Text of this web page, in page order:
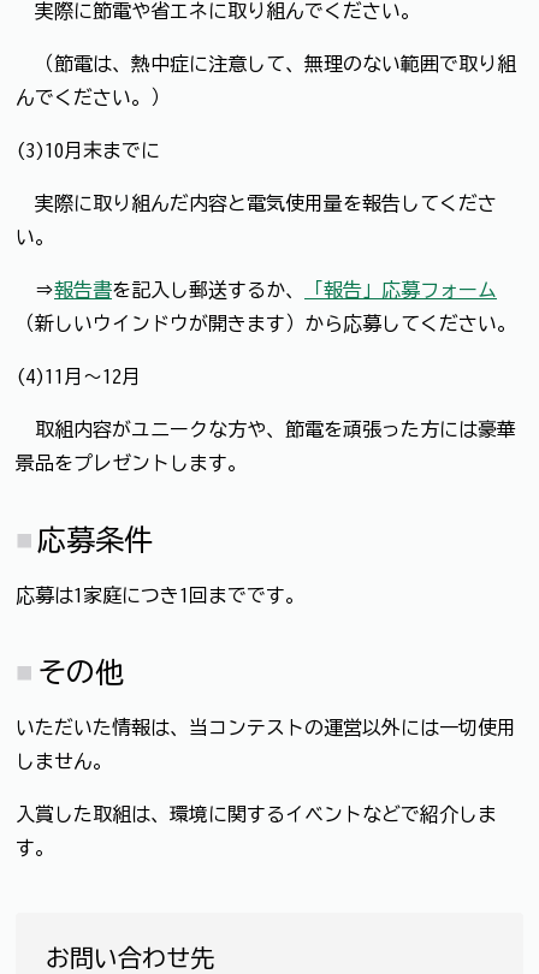
実際に節電や省エネに取り組んでください。
（節電は、熱中症に注意して、無理のない範囲で取り組
んでください。）
(3)10月末までに
実際に取り組んだ内容と電気使用量を報告してくださ
い。
⇒報告書を記入し郵送するか、
「報告」応募フォーム
（新しいウインドウが開きます）から応募してください。
(4)11月～12月
取組内容がユニークな方や、節電を頑張った方には豪華
景品をプレゼントします。
応募条件
応募は1家庭につき1回までです。
その他
いただいた情報は、当コンテストの運営以外には一切使用
しません。
入賞した取組は、環境に関するイベントなどで紹介しま
す。
お問い合わせ先